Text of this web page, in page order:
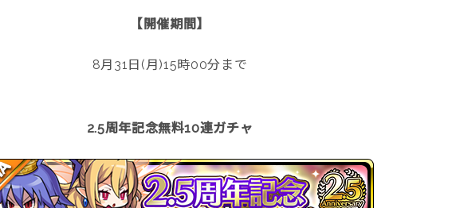
【開催期間】
8月31日(月)15時00分まで
2.5周年記念無料10連ガチャ